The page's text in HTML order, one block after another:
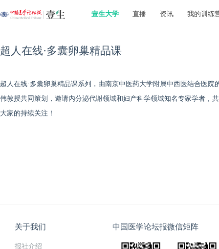
壹生大学 直播 资讯 我的训练
超人在线·多囊卵巢精品课
超人在线·多囊卵巢精品课系列，由南京中医药大学附属中西医结合医
伟教授共同策划，邀请内分泌代谢领域和妇产科学领域知名专家学者，
大家的持续关注！
关于我们
报社介绍
中国医学论坛报微信矩阵